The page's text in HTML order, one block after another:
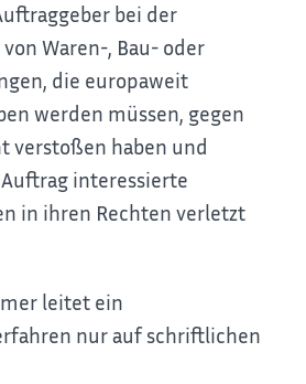
bei der
Waren-, Bau- oder
die europaweit
werden müssen, gegen
verstoßen haben und
interessierte
in ihren Rechten verletzt
leitet ein
nur auf schriftlichen